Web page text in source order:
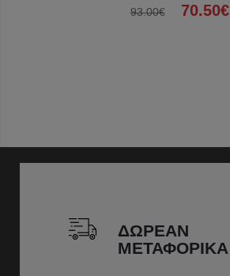
93.00€ 70.50€
ΔΩΡΕΑΝ
ΜΕΤΑΦΟΡΙΚΑ